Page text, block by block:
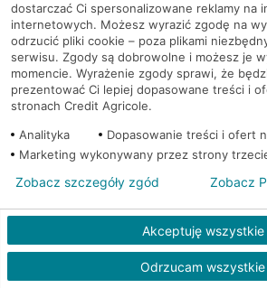
Gdynia, Świętojańska 36 Bankomat
Gdynia, ul. 10-go Lutego 11
Gdynia, ul. 10-go Lutego 11
Gdynia, ul. 10 Lutego 6A Bankomat
Gdynia, ul. Abrahama 46 A-B
dostarczać Ci spersonalizowane reklamy na
internetowych. Możesz wyrazić zgodę na
odrzucić pliki cookie – poza plikami
serwisu. Zgody są dobrowolne i możesz je
momencie. Wyrażenie zgody sprawi, że
prezentować Ci lepiej dopasowane treści i
stronach Credit Agricole.
Analityka
Dopasowanie treści i ofert
Marketing wykonywany przez strony
Akceptuję wszystkie
Odrzucam wszystkie
Zobacz szczegóły zgód Zobacz